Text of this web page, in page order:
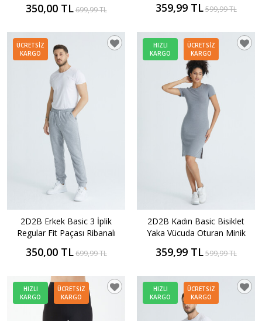
350,00 TL699,99 TL 359,99 TL599,99 TL
ÜCRETSIZ
KARGO
2D2B Erkek Basic 3 İplik
Regular Fit Paçası Ribanalı
350,00 TL699,99 TL
HIZLI
KARGO
ÜCRETSIZ
KARGO
2D2B Kadın Basic Bisiklet
Yaka Vücuda Oturan Minik
Esnek Midi Elbise
359,99 TL599,99 TL
HIZLI
KARGO
ÜCRETSIZ
KARGO
HIZLI
KARGO
ÜCRETSIZ
KARGO